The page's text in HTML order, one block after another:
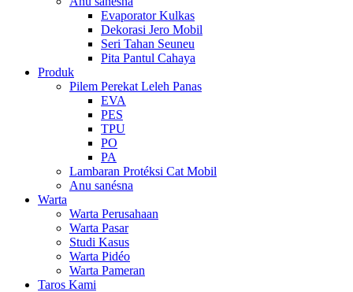
Evaporator Kulkas
Dekorasi Jero Mobil
Seri Tahan Seuneu
Pita Pantul Cahaya
Produk
Pilem Perekat Leleh Panas
EVA
PES
TPU
PO
PA
Lambaran Protéksi Cat Mobil
Anu sanésna
Warta
Warta Perusahaan
Warta Pasar
Studi Kasus
Warta Pidéo
Warta Pameran
Taros Kami